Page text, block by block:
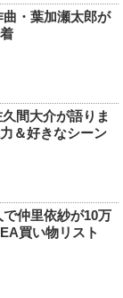
・葉加瀬太郎が
間大介が語りま
＆好きなシーン
仲里依紗が10万
買い物リスト